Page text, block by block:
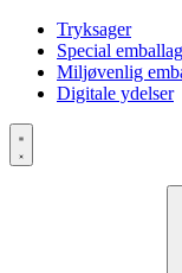
Tryksager
Special
Miljøvenlig
Digitale ydelser